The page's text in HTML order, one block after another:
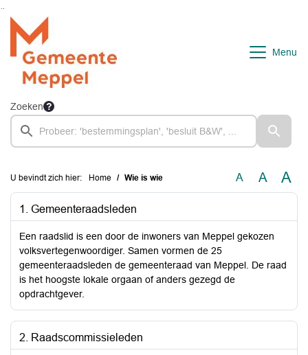
Ga naar de inhoud van deze pagina
Ga naar het zoeken
Ga naar het menu
Menu
Zoeken
U bevindt zich hier: Home Wie is wie A A A
1. Gemeenteraadsleden
Een raadslid is een door de inwoners van Meppel gekozen
volksvertegenwoordiger. Samen vormen de 25
gemeenteraadsleden de gemeenteraad van Meppel. De raad
is het hoogste lokale orgaan of anders gezegd de
opdrachtgever.
2. Raadscommissieleden